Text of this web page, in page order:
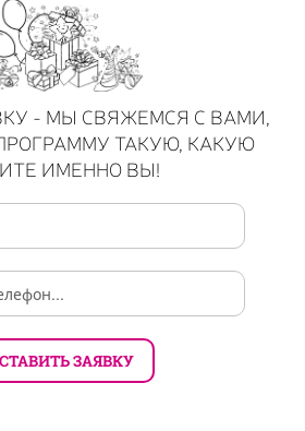
- МЫ СВЯЖЕМСЯ С ВАМИ,
ТАКУЮ, КАКУЮ
ИМЕННО ВЫ!